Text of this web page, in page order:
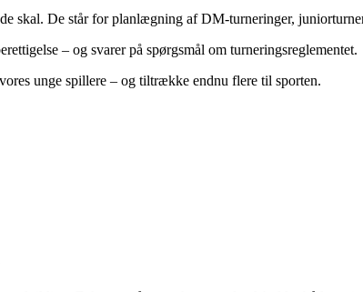
skal. De står for planlægning af DM-turneringer,
– og svarer på spørgsmål om turneringsreglementet.
unge spillere – og tiltrække endnu flere til sporten.